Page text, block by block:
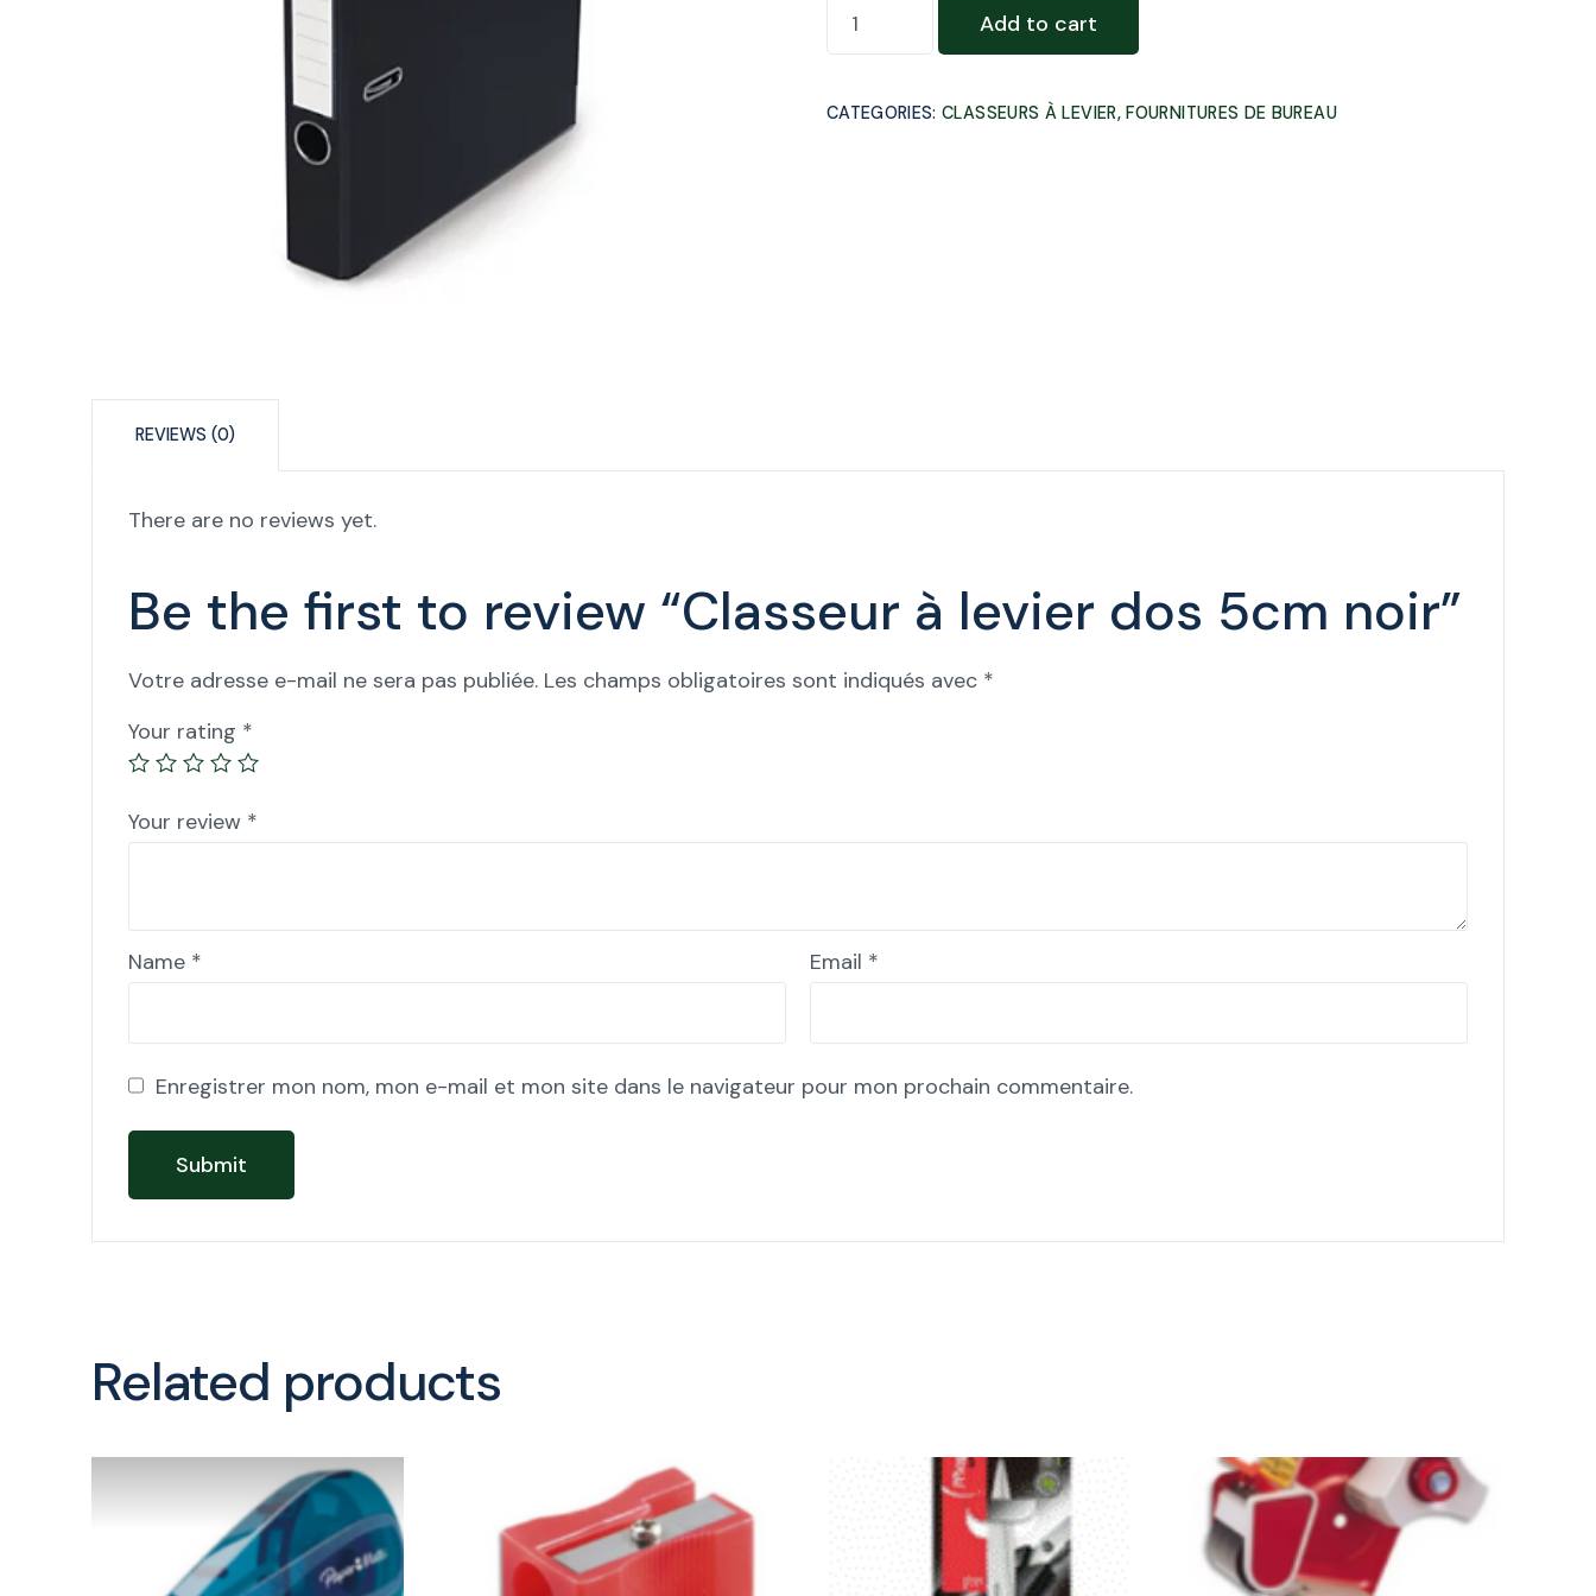
Création de site web
Community Management
Add to cart
CATEGORIES:CLASSEURS À LEVIER,FOURNITURES DE BUREAU
REVIEWS (0)
There are no reviews yet.
Be the first to review “Classeur à levier dos 5cm noir”
Votre adresse e-mail ne sera pas publiée. Les champs obligatoires sont indiqués avec *
Your rating *
Your review *
Name * Email *
Enregistrer mon nom, mon e-mail et mon site dans le navigateur pour mon prochain commentaire.
Related products